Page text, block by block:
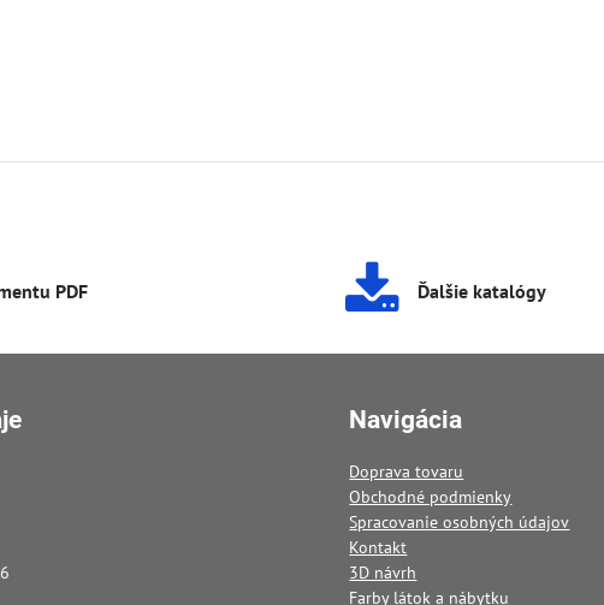
PDF Ďalšie katalógy
Navigácia
Doprava tovaru
Obchodné podmienky
Spracovanie osobných údajov
Kontakt
3D návrh
Farby látok a nábytku